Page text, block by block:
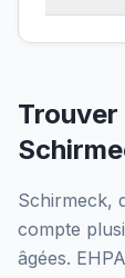
Schirmeck,
compte
âgées.